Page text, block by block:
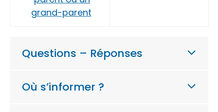
grand-parent
Questions – Réponses
Où s’informer ?